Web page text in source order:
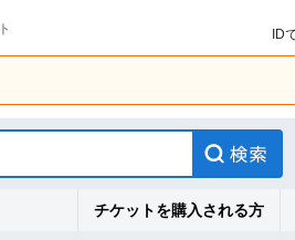
ID
チケットを購入される方